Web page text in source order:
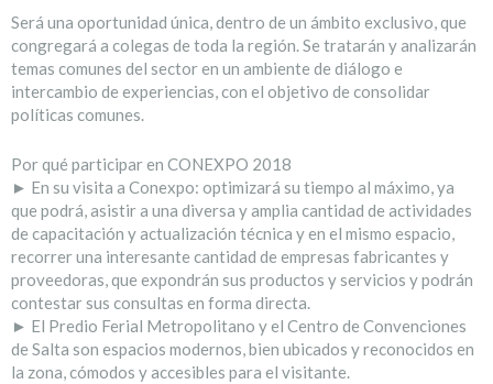
Será una oportunidad única, dentro de un ámbito exclusivo, que
congregará a colegas de toda la región. Se tratarán y analizarán
temas comunes del sector en un ambiente de diálogo e
intercambio de experiencias, con el objetivo de consolidar
políticas comunes.
Por qué participar en CONEXPO 2018
► En su visita a Conexpo: optimizará su tiempo al máximo, ya
que podrá, asistir a una diversa y amplia cantidad de actividades
de capacitación y actualización técnica y en el mismo espacio,
recorrer una interesante cantidad de empresas fabricantes y
proveedoras, que expondrán sus productos y servicios y podrán
contestar sus consultas en forma directa.
► El Predio Ferial Metropolitano y el Centro de Convenciones
de Salta son espacios modernos, bien ubicados y reconocidos en
la zona, cómodos y accesibles para el visitante.